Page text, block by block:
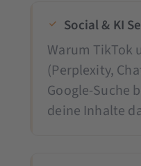
Social & KI
Warum TikTok
(Perplexity,
Google-Suche
deine Inhalte